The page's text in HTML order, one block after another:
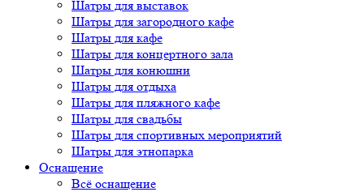
Шатры для выставок
Шатры для загородного кафе
Шатры для кафе
Шатры для концертного зала
Шатры для конюшни
Шатры для отдыха
Шатры для пляжного кафе
Шатры для свадьбы
Шатры для спортивных мероприятий
Шатры для этнопарка
Оснащение
Всё оснащение